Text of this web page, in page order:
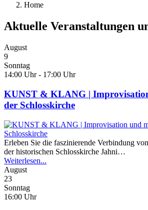
Home
Aktuelle Veranstaltungen
August
9
Sonntag
14:00 Uhr - 17:00 Uhr
KUNST & KLANG |
der Schlosskirche
Erleben Sie die faszinierende Verbindung
der historischen Schlosskirche Jahni…
Weiterlesen...
August
23
Sonntag
16:00 Uhr